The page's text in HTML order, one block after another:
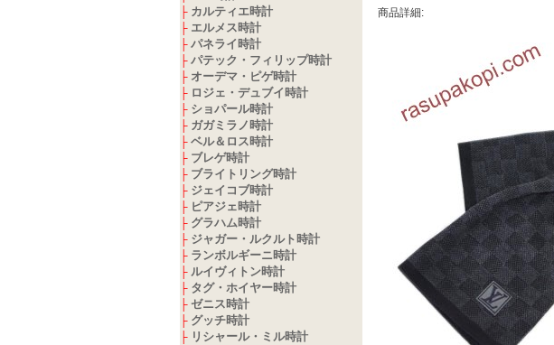
├ カルティエ時計
├ エルメス時計
├ パネライ時計
├ パテック・フィリップ時計
├ オーデマ・ピゲ時計
├ ロジェ・デュブイ時計
├ ショパール時計
├ ガガミラノ時計
├ ベル＆ロス時計
├ ブレゲ時計
├ ブライトリング時計
├ ジェイコブ時計
├ ピアジェ時計
├ グラハム時計
├ ジャガー・ルクルト時計
├ ランボルギーニ時計
├ ルイヴィトン時計
├ タグ・ホイヤー時計
├ ゼニス時計
├ グッチ時計
├ リシャール・ミル時計
商品詳細: